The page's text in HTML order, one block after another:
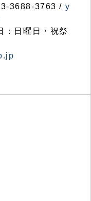
3688-3763 / y
日曜日・祝祭